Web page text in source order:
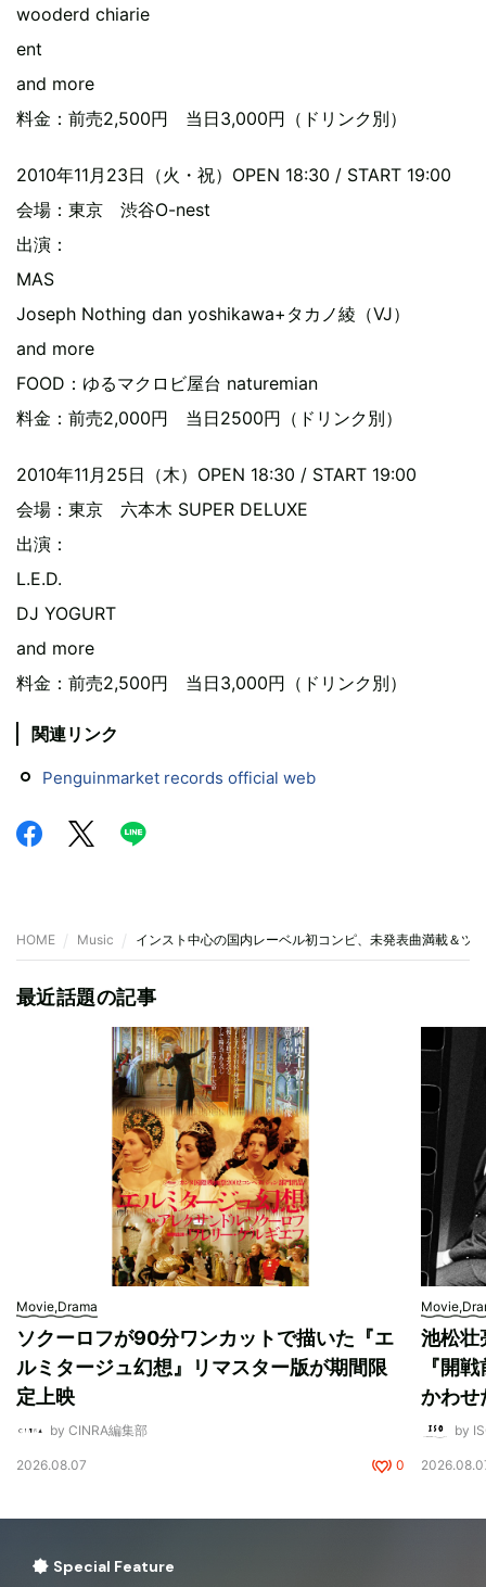
wooderd chiarie
ent
and more
料金：前売2,500円 当日3,000円（ドリンク別）
2010年11月23日（火・祝）OPEN 18:30 / START 19:00
会場：東京 渋谷O-nest
出演：
MAS
Joseph Nothing dan yoshikawa+タカノ綾（VJ）
and more
FOOD：ゆるマクロビ屋台 naturemian
料金：前売2,000円 当日2500円（ドリンク別）
2010年11月25日（木）OPEN 18:30 / START 19:00
会場：東京 六本木 SUPER DELUXE
出演：
L.E.D.
DJ YOGURT
and more
料金：前売2,500円 当日3,000円（ドリンク別）
関連リンク
Penguinmarket records official web
HOME Music インスト中心の国内レーベル初コンピ、未発表曲満載＆ツ
最近話題の記事
Movie,Drama
ソクーロフが90分ワンカットで描いた『エ
ルミタージュ幻想』リマスター版が期間限
定上映
by CINRA編集部
2026.08.07 0
池松壮
『開
かわせ
by
Special Feature